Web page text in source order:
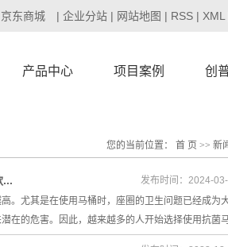
京东商城 | 企业分站 | 网站地图 | RSS | XML
产品中心 项目案例 创
您的当前位置： 首 页 >> 新
...
。尤其是在使用马桶时，座圈的卫生问题已经成为
在的危害。因此，越来越多的人开始选择使用抗菌
发布时间：2024-